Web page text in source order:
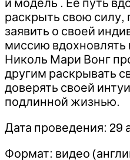
и модель . Её путь
раскрыть свою силу,
заявить о своей
миссию вдохновлять
Николь Мари Вонг
другим раскрывать
доверять своей
подлинной жизнью.
Дата проведения: 29
Формат: видео